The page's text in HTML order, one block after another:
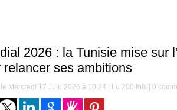
2026 : la Tunisie mise sur
relancer ses ambitions
Mercredi 17 Juin 2026 à 10:24 | Lu 200 fois | 0